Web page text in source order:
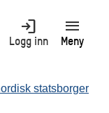
login
Logg inn
menu
Meny
statsborger